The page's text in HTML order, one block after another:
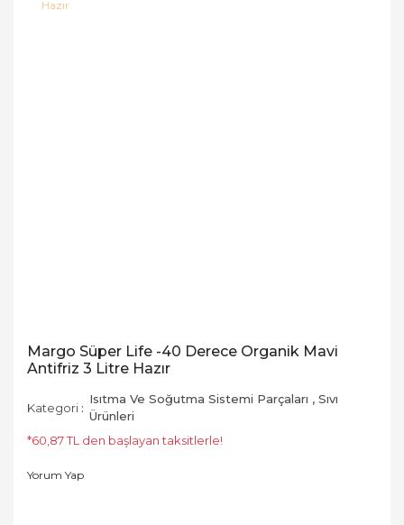
Margo Süper Life -40 Derece Organik Mavi
Antifriz 3 Litre Hazır
Kategori
Isıtma Ve Soğutma Sistemi Parçaları , Sıvı
Ürünleri
*60,87 TL den başlayan taksitlerle!
Yorum Yap